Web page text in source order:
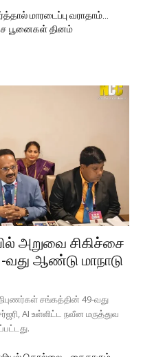
மாரடைப்பு வராதாம்…
பூனைகள் தினம்
அறுவை சிகிச்சை
ஆண்டு மாநாடு
சங்கத்தின் 49-வது
AI உள்ளிட்ட நவீன மருத்துவ